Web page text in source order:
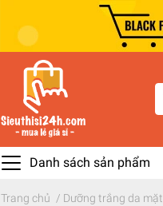
Danh sách sản phẩm
Trang chủ / Dưỡng trắng da mặt